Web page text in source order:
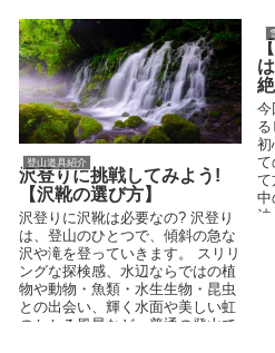
登山道具紹介
沢登りに挑戦してみよう!
【沢靴の選び方】
沢登りに沢靴は必要なの? 沢登り
は、登山のひとつで、傾斜の急な
沢や滝を登っていきます。 スリリ
ングな探検感、水辺ならではの植
物や動物・魚類・水生生物・昆虫
との出会い、輝く水面や美しい虹
のかかる風景など、普通の登山で
今
初
て
て
中
法